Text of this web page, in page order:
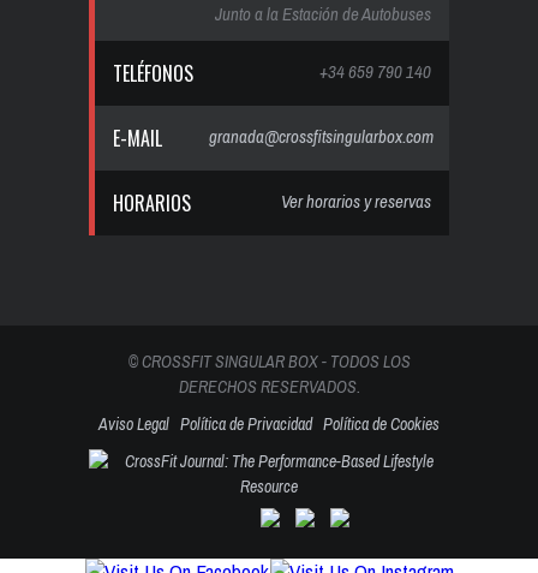
Junto a la Estación de Autobuses
TELÉFONOS +34 659 790 140
E-MAIL granada@crossfitsingularbox.com
HORARIOS Ver horarios y reservas
© CROSSFIT SINGULAR BOX - TODOS LOS
DERECHOS RESERVADOS.
Aviso Legal Política de Privacidad Política de Cookies